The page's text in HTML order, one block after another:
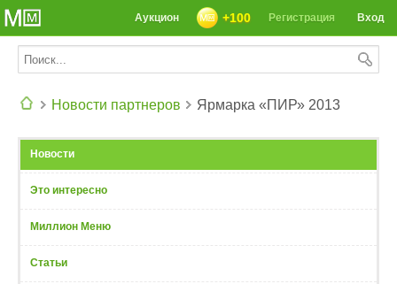
СЕГОДНЯ: 39142 РЕЦЕПТА
Вход
Регистрация
+100
Аукцион
Новости партнеров Ярмарка «ПИР» 2013
Новости
Это интересно
Миллион Меню
Статьи